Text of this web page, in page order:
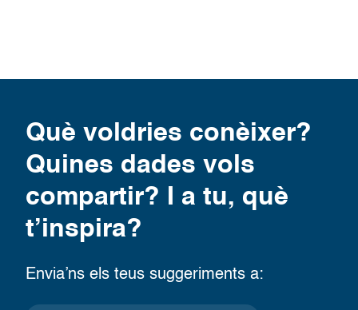
Què voldries conèixer?
Quines dades vols
compartir? I a tu, què
t’inspira?
Envia’ns els teus suggeriments a: